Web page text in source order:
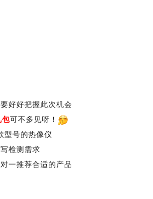
好好把握此次机会
包可不多见呀！
型号的热像仪
检测需求
一推荐合适的产品